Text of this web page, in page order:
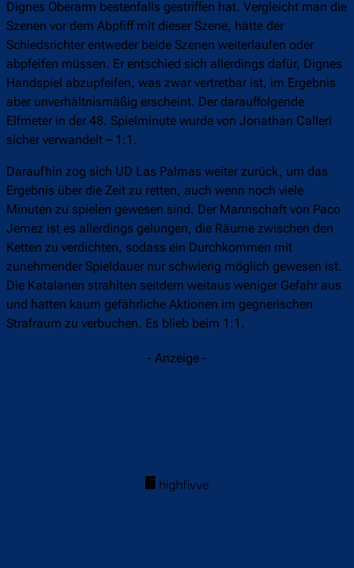
Dignes Oberarm bestenfalls gestriffen hat. Vergleicht man die
Szenen vor dem Abpfiff mit dieser Szene, hätte der
Schiedsrichter entweder beide Szenen weiterlaufen oder
abpfeifen müssen. Er entschied sich allerdings dafür, Dignes
Handspiel abzupfeifen, was zwar vertretbar ist, im Ergebnis
aber unverhältnismäßig erscheint. Der darauffolgende
Elfmeter in der 48. Spielminute wurde von Jonathan Calleri
sicher verwandelt – 1:1.
Daraufhin zog sich UD Las Palmas weiter zurück, um das
Ergebnis über die Zeit zu retten, auch wenn noch viele
Minuten zu spielen gewesen sind. Der Mannschaft von Paco
Jemez ist es allerdings gelungen, die Räume zwischen den
Ketten zu verdichten, sodass ein Durchkommen mit
zunehmender Spieldauer nur schwierig möglich gewesen ist.
Die Katalanen strahlten seitdem weitaus weniger Gefahr aus
und hatten kaum gefährliche Aktionen im gegnerischen
Strafraum zu verbuchen. Es blieb beim 1:1.
- Anzeige -